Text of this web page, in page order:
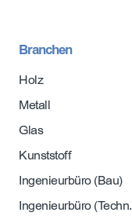
Branchen
Holz
Metall
Glas
Kunststoff
Ingenieurbüro (Bau)
Ingenieurbüro